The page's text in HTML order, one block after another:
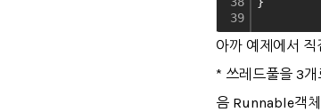
39
아까 예제에서
* 쓰레드풀을 3
음 Runnable객